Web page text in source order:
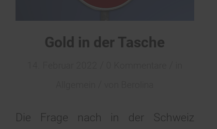
Gold in der Tasche
Die Frage nach in der Schweiz